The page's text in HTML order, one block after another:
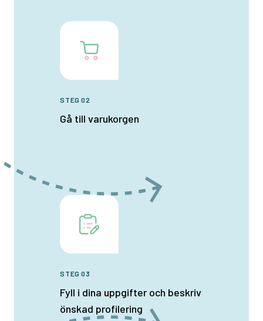
STEG 02
Gå till varukorgen
STEG 03
Fyll i dina uppgifter och beskriv
önskad profilering